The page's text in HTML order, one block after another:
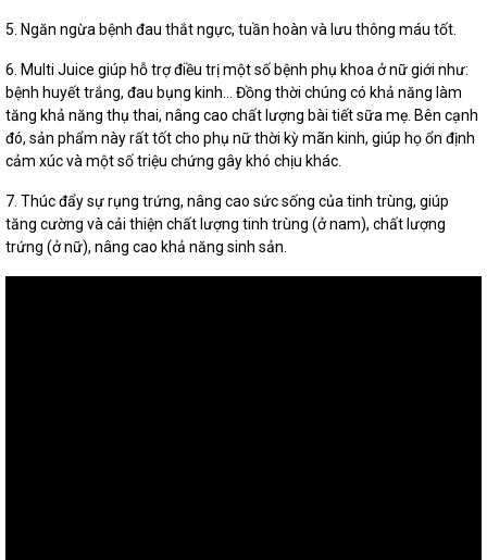
5. Ngăn ngừa bệnh đau thắt ngực, tuần hoàn và lưu thông máu tốt.
6. Multi Juice giúp hỗ trợ điều trị một số bệnh phụ khoa ở nữ giới như:
bệnh huyết trắng, đau bụng kinh… Đồng thời chúng có khả năng làm
tăng khả năng thụ thai, nâng cao chất lượng bài tiết sữa mẹ. Bên cạnh
đó, sản phẩm này rất tốt cho phụ nữ thời kỳ mãn kinh, giúp họ ổn định
cảm xúc và một số triệu chứng gây khó chịu khác.
7. Thúc đẩy sự rụng trứng, nâng cao sức sống của tinh trùng, giúp
tăng cường và cải thiện chất lượng tinh trùng (ở nam), chất lượng
trứng (ở nữ), nâng cao khả năng sinh sản.